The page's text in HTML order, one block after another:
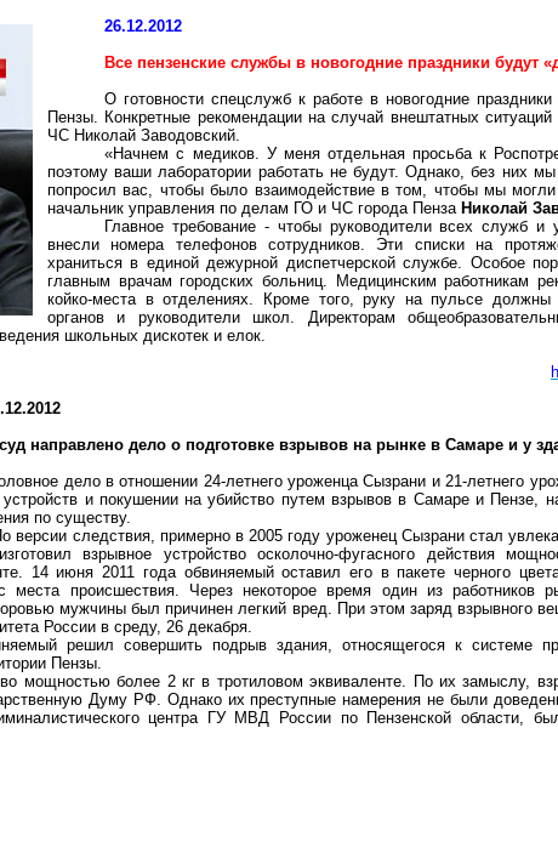
26.12.2012
Все пензенские службы в новогодние праздники будут
О готовности спецслужб к работе в новогодние
Пензы. Конкретные рекомендации на случай внештатных
ЧС Николай Заводовский.
«Начнем с медиков. У меня отдельная просьба к
поэтому ваши лаборатории работать не будут. Однако, без них
попросил вас, чтобы было взаимодействие в том, чтобы мы
начальник управления по делам ГО и ЧС города Пенза Николай
Главное требование - чтобы руководители всех служб и
внесли номера телефонов сотрудников. Эти списки на
храниться в единой дежурной диспетчерской службе. Особое
главным врачам городских больниц. Медицинским работникам
койко-места в отделениях. Кроме того, руку на пульсе должны
органов и руководители школ. Директорам
школьных дискотек и елок.
направлено дело о подготовке взрывов на рынке в Самаре и у
дело в отношении 24-летнего уроженца Сызрани и 21-летнего
и покушении на убийство путем взрывов в Самаре и Пензе,
по существу.
версии следствия, примерно в 2005 году уроженец Сызрани стал
взрывное устройство осколочно-фугасного действия
14 июня 2011 года обвиняемый оставил его в пакете черного
места происшествия. Через некоторое время один из работников
мужчины был причинен легкий вред. При этом заряд взрывного
России в среду, 26 декабря.
решил совершить подрыв здания, относящегося к системе
Пензы.
мощностью более 2 кгв тротиловом эквиваленте. По их замыслу,
Думу РФ. Однако их преступные намерения не были
центра ГУ МВД России по Пензенской области,